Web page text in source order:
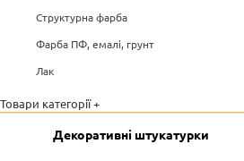
Структурна фарба
Фарба ПФ, емалі, грунт
Лак
Товари категорії +
Декоративні штукатурки